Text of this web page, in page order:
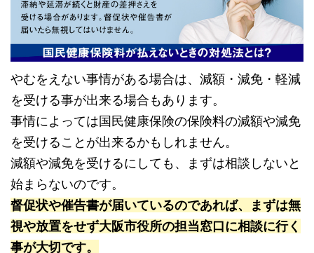
やむをえない事情がある場合は、減額・減免・軽減
を受ける事が出来る場合もあります。
事情によっては国民健康保険の保険料の減額や減免
を受けることが出来るかもしれません。
減額や減免を受けるにしても、まずは相談しないと
始まらないのです。
督促状や催告書が届いているのであれば、まずは無
視や放置をせず大阪市役所の担当窓口に相談に行く
事が大切です。